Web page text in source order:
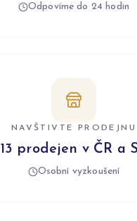
Odpovíme do 24 hodin
NAVŠTIVTE PRODEJNU
13 prodejen v ČR a
Osobní vyzkoušení